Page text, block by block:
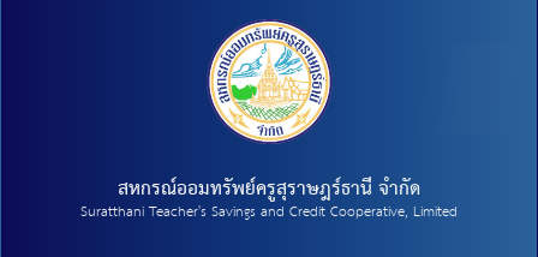
สหกรณ์ออมทรัพย์ครูสุราษฎร์ธานี จำกัด
Suratthani Teacher's Savings and Credit Cooperative, Limited